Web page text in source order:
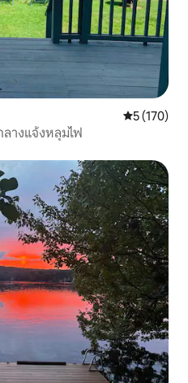
คะแนนเฉลี่ย
5 (170)
างแจ้งหลุมไฟ